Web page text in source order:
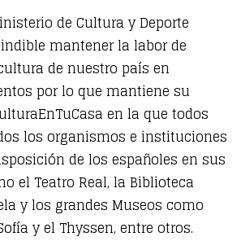
de Cultura y Deporte
mantener la labor de
de nuestro país en
por lo que mantiene su
en la que todos
los organismos e instituciones
de los españoles en sus
el Teatro Real, la Biblioteca
y los grandes Museos como
y el Thyssen, entre otros.